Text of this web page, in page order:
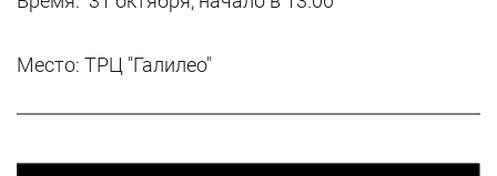
Место: ТРЦ "Галилео"